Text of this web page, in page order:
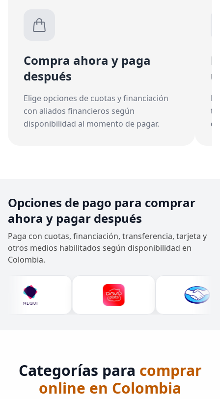
Compra ahora y paga
después
Elige opciones de cuotas y financiación
con aliados financieros según
disponibilidad al momento de pagar.
Opciones de pago para comprar
ahora y pagar después
Paga con cuotas, financiación, transferencia, tarjeta y
otros medios habilitados según disponibilidad en
Colombia.
Categorías para comprar
online en Colombia